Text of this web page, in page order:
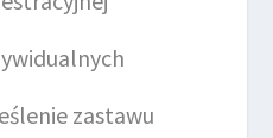
zastawu